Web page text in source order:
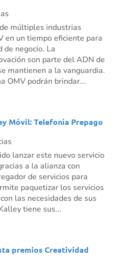
múltiples industrias
en un tiempo eficiente para
negocio. La
son parte del ADN de
mantienen a la vanguardia.
OMV podrán brindar...
Móvil: Telefonía Prepago
lanzar este nuevo servicio
a la alianza con
de servicios para
paquetizar los servicios
las necesidades de sus
tiene sus...
premios Creatividad